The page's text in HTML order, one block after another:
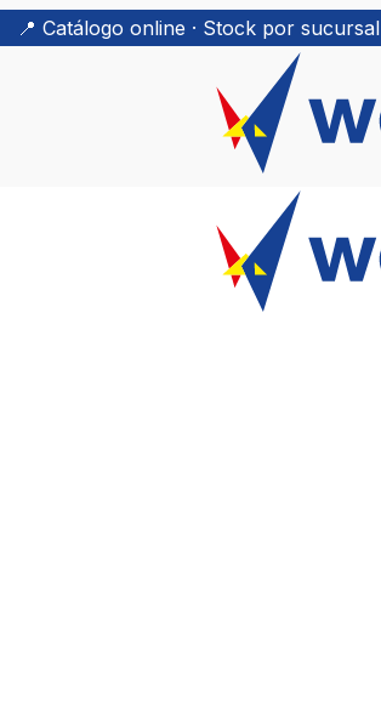
📍 Catálogo online · Stock por sucursal